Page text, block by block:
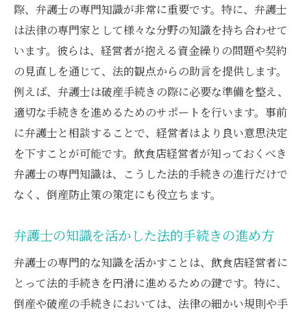
際、弁護士の専門知識が非常に重要です。特に、弁護士
は法律の専門家として様々な分野の知識を持ち合わせて
います。彼らは、経営者が抱える資金繰りの問題や契約
の見直しを通じて、法的観点からの助言を提供します。
例えば、弁護士は破産手続きの際に必要な準備を整え、
適切な手続きを進めるためのサポートを行います。事前
に弁護士と相談することで、経営者はより良い意思決定
を下すことが可能です。飲食店経営者が知っておくべき
弁護士の専門知識は、こうした法的手続きの進行だけで
なく、倒産防止策の策定にも役立ちます。
弁護士の知識を活かした法的手続きの進め方
弁護士の専門的な知識を活かすことは、飲食店経営者に
とって法的手続きを円滑に進めるための鍵です。特に、
倒産や破産の手続きにおいては、法律の細かい規則や手